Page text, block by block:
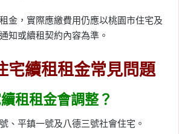
金，實際應繳費用仍應以桃園市住宅及
知或續租契約內容為準。
宅續租租金常見問題
租租金會調整？
、平鎮一號及八德三號社會住宅。